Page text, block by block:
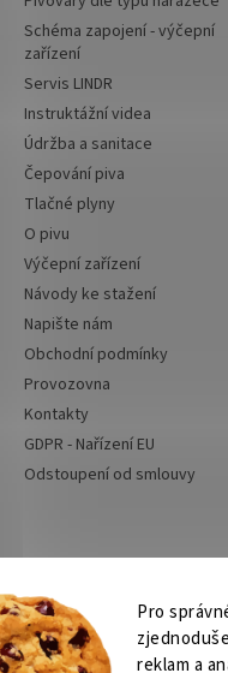
Pro
reklam a
Schéma zapojení - výčepní
zařízení
Servis LINDR
Instruktážní videa
Údržba a sanitace
Čepování piva
Tlačné plyny
O pivu
Výčepní zařízení
Návody ke stažení
Napište nám
Obchodní podmínky
Provozovna
Kontakty
GDPR - Nařízení EU
Odstoupení od smlouvy
Výčepní